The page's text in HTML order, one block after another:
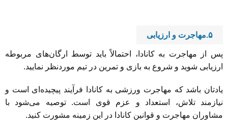
۵.مهاجرت و ارزیابی
پس از مهاجرت به کانادا، احتمالاً باید توسط ارگان‌های مربوطه
ارزیابی شوید و شروع به بازی و تمرین در تیم موردنظر نمایید.
یادتان باشد که مهاجرت ورزشی به کانادا فرآیند پیچیده‌ای است و
نیازمند تلاش، استعداد و عزم قوی است. توصیه می‌شود با
مشاوران مهاجرت و قوانین کانادا در این زمینه مشورت کنید.